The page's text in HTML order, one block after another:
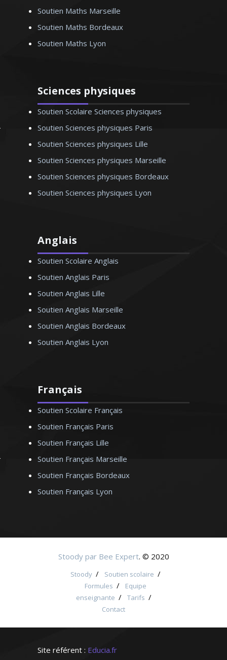
Soutien Maths Marseille
Soutien Maths Bordeaux
Soutien Maths Lyon
Sciences physiques
Soutien Scolaire Sciences physiques
Soutien Sciences physiques Paris
Soutien Sciences physiques Lille
Soutien Sciences physiques Marseille
Soutien Sciences physiques Bordeaux
Soutien Sciences physiques Lyon
Anglais
Soutien Scolaire Anglais
Soutien Anglais Paris
Soutien Anglais Lille
Soutien Anglais Marseille
Soutien Anglais Bordeaux
Soutien Anglais Lyon
Français
Soutien Scolaire Français
Soutien Français Paris
Soutien Français Lille
Soutien Français Marseille
Soutien Français Bordeaux
Soutien Français Lyon
Stoody par Bee Expert. © 2020
Stoody / Soutien scolaire /
Formules /
Equipe
enseignante / Tarifs /
Contact
Site référent : Educia.fr